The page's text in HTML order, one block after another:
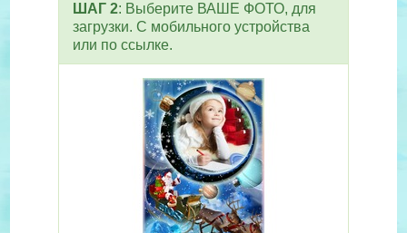
ШАГ 2: Выберите ВАШЕ ФОТО, для
загрузки. С мобильного устройства
или по ссылке.